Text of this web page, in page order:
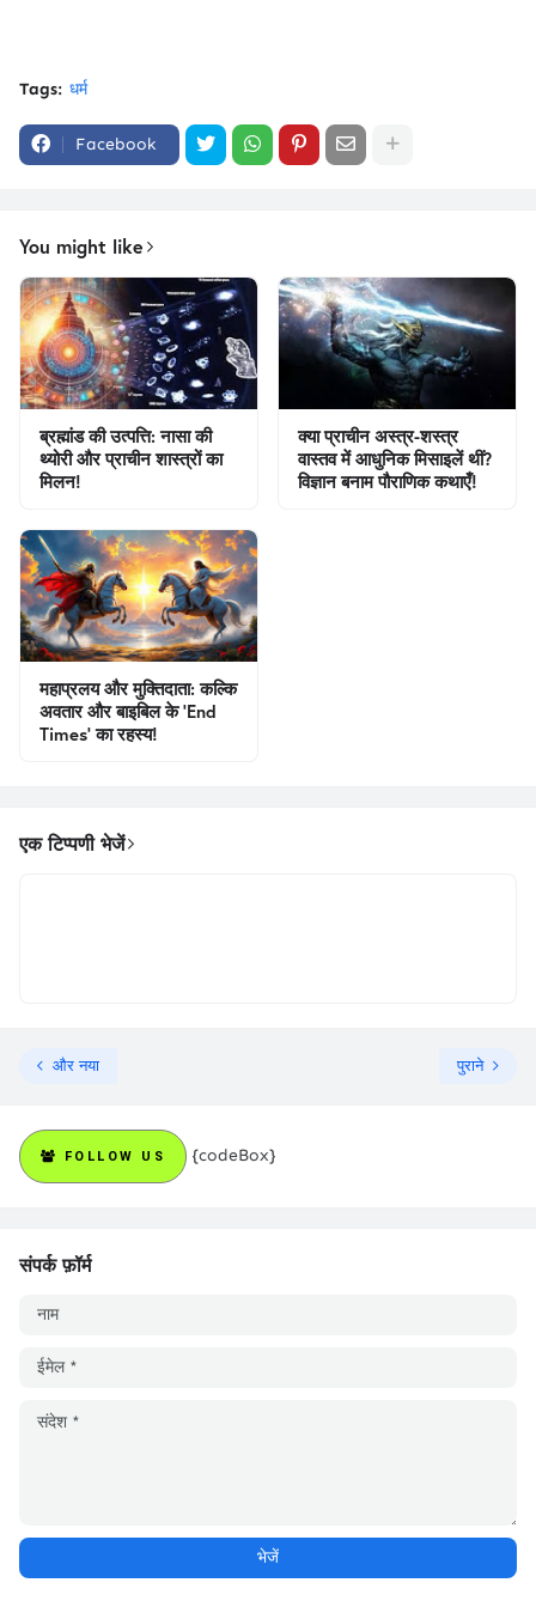
Tags: धर्म
Facebook
You might like
ब्रह्मांड की उत्पत्ति: नासा की
थ्योरी और प्राचीन शास्त्रों का
मिलन!
क्या प्राचीन अस्त्र-शस्त्र
वास्तव में आधुनिक मिसाइलें थीं?
विज्ञान बनाम पौराणिक कथाएँ!
महाप्रलय और मुक्तिदाता: कल्कि
अवतार और बाइबिल के 'End
Times' का रहस्य!
एक टिप्पणी भेजें
और नया पुराने
FOLLOW US {codeBox}
संपर्क फ़ॉर्म